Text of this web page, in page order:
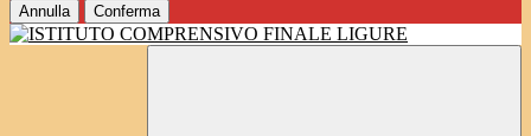
Annulla Conferma